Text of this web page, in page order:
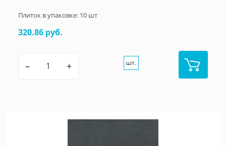
Плиток в упаковке: 10 шт
320.86 руб.
– + шт.